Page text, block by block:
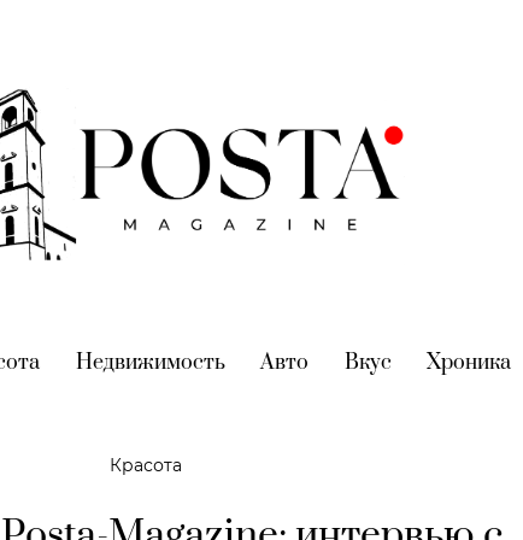
(current)
Недвижимость(current)
Авто (current)
Вкус (current)
Хроника
Красота